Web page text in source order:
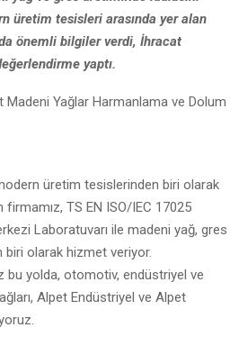
üretim tesisleri arasında yer alan
önemli bilgiler verdi, İhracat
yaptı.
üretim tesislerinden biri olarak
firmamız, TS EN ISO/IEC 17025
Laboratuvarı ile madeni yağ, gres
biri olarak hizmet veriyor.
bu yolda, otomotiv, endüstriyel ve
Alpet Endüstriyel ve Alpet